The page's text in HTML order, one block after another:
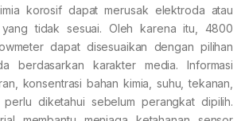
korosif dapat merusak elektroda atau
tidak sesuai. Oleh karena itu, 4800
dapat disesuaikan dengan pilihan
berdasarkan karakter media. Informasi
konsentrasi bahan kimia, suhu, tekanan,
diketahui sebelum perangkat dipilih.